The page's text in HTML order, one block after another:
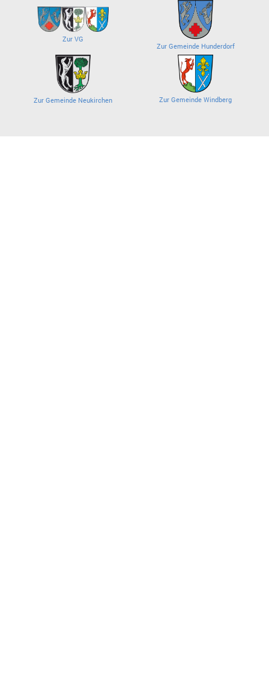
Zur VG
Zur Gemeinde Hunderdorf
Zur Gemeinde Neukirchen Zur Gemeinde Windberg